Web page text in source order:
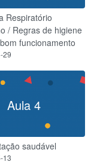
Respiratório
/ Regras de higiene
funcionamento
29
Aula 4
saudável
13